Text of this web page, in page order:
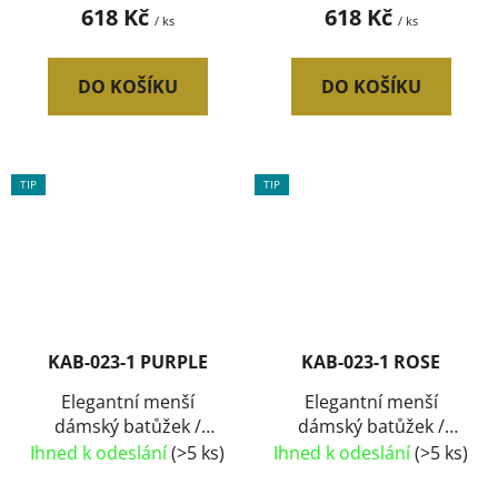
618 Kč / ks
DO KOŠÍKU
618 Kč / ks
DO KOŠÍKU
TIP
KAB-023-1 PURPLE
Elegantní menší
dámský batůžek /
kabelka světlá fialová
Ihned k odeslání(>5 ks)
TIP
KAB-023-1 ROSE
Elegantní menší
dámský batůžek /
kabelka růžová
Ihned k odeslání(>5 ks)